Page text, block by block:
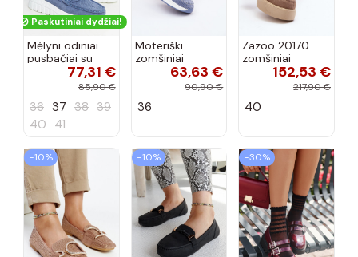
Paskutiniai dydžiai!
Mėlyni odiniai
pusbačiai su
dekoratyvine
sagtimi Taija
77,31 €
85,90 €
36 37 38 39
40 41
Moteriški
zomšiniai
mokasinai
Demela mėlynos
63,63 €
90,90 €
36
Zazoo 20170
zomšiniai
bateliai su
kulniukais smėlio
152,53 €
217,90 €
40
−10% −10% −30%